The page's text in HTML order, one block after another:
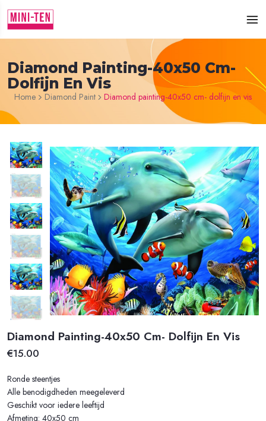
Diamond Painting-40x50 Cm-
Dolfijn En Vis
Home Diamond Paint Diamond painting-40x50 cm- dolfijn en vis
Diamond Painting-40x50 Cm- Dolfijn En Vis
€15.00
Ronde steentjes
Alle benodigdheden meegeleverd
Geschikt voor iedere leeftijd
Afmeting: 40x50 cm